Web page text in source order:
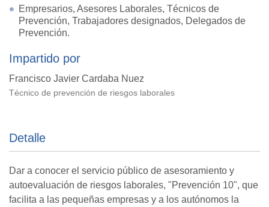
Empresarios, Asesores Laborales, Técnicos de
Prevención, Trabajadores designados, Delegados de
Prevención.
Impartido por
Francisco Javier Cardaba Nuez
Técnico de prevención de riesgos laborales
Detalle
Dar a conocer el servicio público de asesoramiento y
autoevaluación de riesgos laborales, "Prevención 10", que
facilita a las pequeñas empresas y a los autónomos la